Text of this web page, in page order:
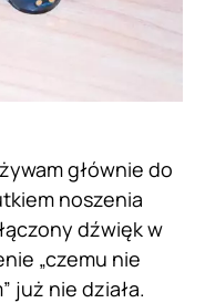
głównie do
noszenia
dźwięk w
„czemu nie
już nie działa.